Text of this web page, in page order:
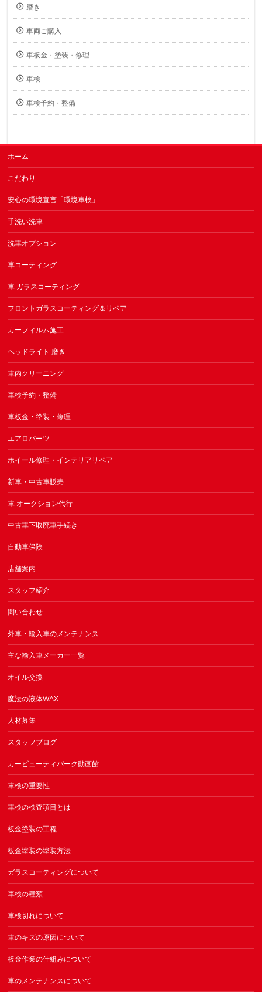
磨き
車両ご購入
車板金・塗装・修理
車検
車検予約・整備
ホーム
こだわり
安心の環境宣言「環境車検」
手洗い洗車
洗車オプション
車コーティング
車 ガラスコーティング
フロントガラスコーティング＆リペア
カーフィルム施工
ヘッドライト 磨き
車内クリーニング
車検予約・整備
車板金・塗装・修理
エアロパーツ
ホイール修理・インテリアリペア
新車・中古車販売
車 オークション代行
中古車下取廃車手続き
自動車保険
店舗案内
スタッフ紹介
問い合わせ
外車・輸入車のメンテナンス
主な輸入車メーカー一覧
オイル交換
魔法の液体WAX
人材募集
スタッフブログ
カービューティパーク動画館
車検の重要性
車検の検査項目とは
板金塗装の工程
板金塗装の塗装方法
ガラスコーティングについて
車検の種類
車検切れについて
車のキズの原因について
板金作業の仕組みについて
車のメンテナンスについて